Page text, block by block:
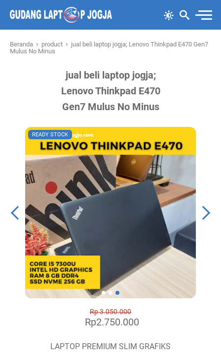
Beranda › product › jual beli laptop jogja; Lenovo Thinkpad E470 Gen7
Mulus No Minus
jual beli laptop jogja;
Lenovo Thinkpad E470
Gen7 Mulus No Minus
READY STOCK
Rp 3.050.000
Rp2.750.000
LAPTOP PREMIUM SLIM GRAFIKS